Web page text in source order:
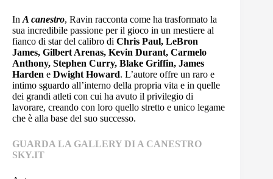
In A canestro, Ravin racconta come ha trasformato la
sua incredibile passione per il gioco in un mestiere al
fianco di star del calibro di Chris Paul, LeBron
James, Gilbert Arenas, Kevin Durant, Carmelo
Anthony, Stephen Curry, Blake Griffin, James
Harden e Dwight Howard. L’autore offre un raro e
intimo sguardo all’interno della propria vita e in quelle
dei grandi atleti con cui ha avuto il privilegio di
lavorare, creando con loro quello stretto e unico legame
che è alla base del suo successo.
GUARDA LA GALLERY DI A CANESTRO
SKY.IT